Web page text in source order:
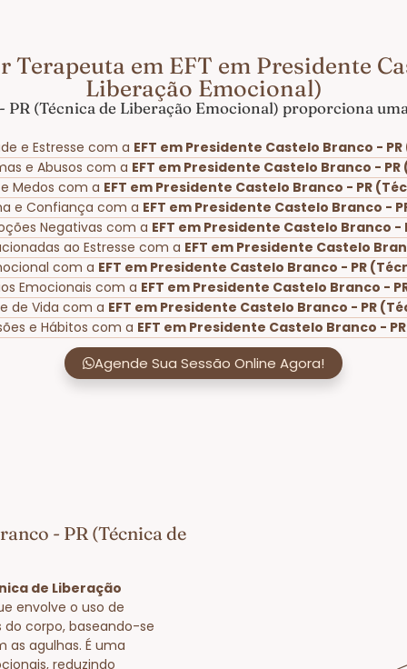
em EFT em Presidente
Liberação Emocional)
PR (Técnica de Liberação Emocional) proporciona
e Estresse com a EFT em Presidente Castelo Branco -
e Abusos com a EFT em Presidente Castelo Branco -
Medos com a EFT em Presidente Castelo Branco - PR
e Confiança com a EFT em Presidente Castelo Branco -
Negativas com a EFT em Presidente Castelo Branco
ao Estresse com a EFT em Presidente Castelo
com a EFT em Presidente Castelo Branco - PR
Emocionais com a EFT em Presidente Castelo Branco -
de Vida com a EFT em Presidente Castelo Branco - PR
e Hábitos com a EFT em Presidente Castelo Branco -
Agende Sua Sessão Online Agora!
- PR (Técnica de
de Liberação
envolve o uso de
corpo, baseando-se
as agulhas. É uma
reduzindo